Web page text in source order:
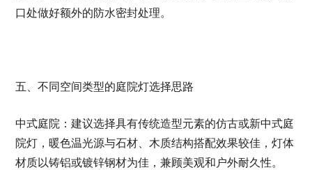
口处做好额外的防水密封处理。
五、不同空间类型的庭院灯选择思路
中式庭院：建议选择具有传统造型元素的仿古或新中式庭
院灯，暖色温光源与石材、木质结构搭配效果较佳，灯体
材质以铸铝或镀锌钢材为佳，兼顾美观和户外耐久性。